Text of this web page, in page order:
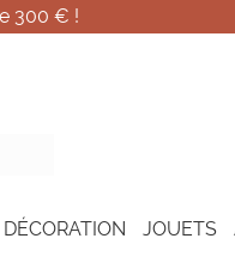
300 € !
DÉCORATION JOUETS